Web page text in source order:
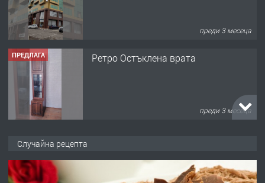
преди 3 месеца
ПРЕДЛАГА Ретро Остъклена врата
преди 3 месеца
Случайна рецепта